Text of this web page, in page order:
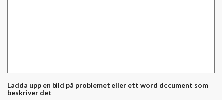
Ladda upp en bild på problemet eller ett word document som
beskriver det